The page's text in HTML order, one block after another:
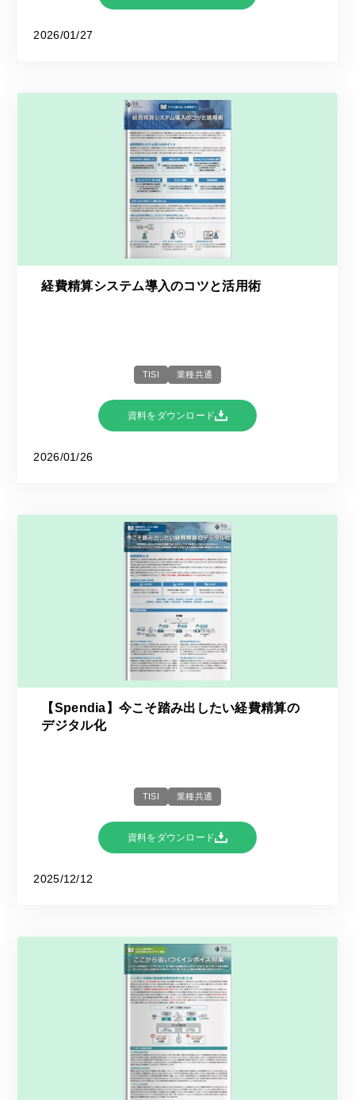
2026/01/27
経費精算システム導入のコツと活用術
TISI 業種共通
資料をダウンロード
2026/01/26
【Spendia】今こそ踏み出したい経費精算の
デジタル化
TISI 業種共通
資料をダウンロード
2025/12/12